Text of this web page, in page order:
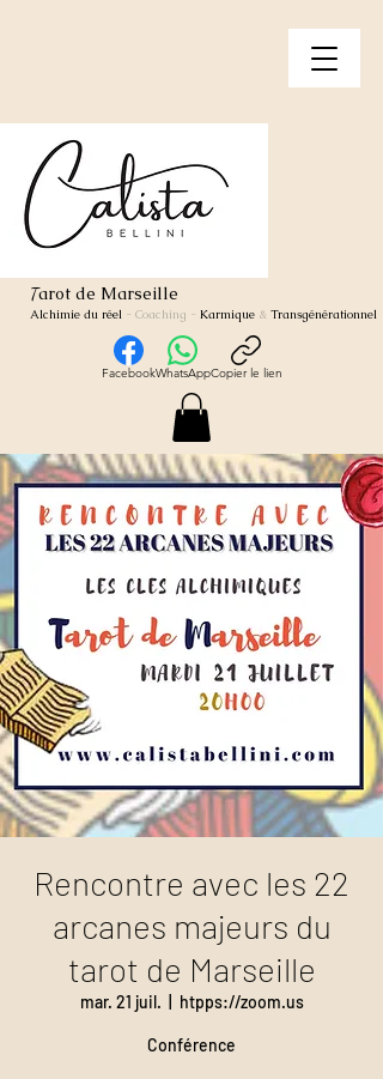
Tarot de Marseille
Alchimie du réel - Coaching - Karmique & Transgénérationnel
FacebookWhatsAppCopier le lien
Rencontre avec les 22
arcanes majeurs du
tarot de Marseille
mar. 21 juil. htpps://zoom.us
Conférence